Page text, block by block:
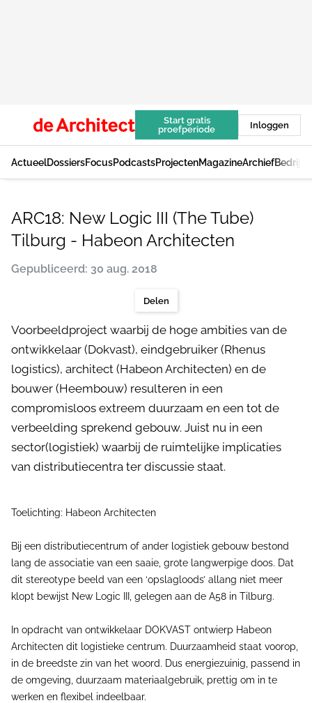
Start gratis
proefperiode
Inloggen
ActueelDossiersFocusPodcastsProjectenMagazineArchief
ARC18: New Logic III (The Tube)
Tilburg - Habeon Architecten
Gepubliceerd: 30 aug. 2018
Delen
Voorbeeldproject waarbij de hoge ambities van de
ontwikkelaar (Dokvast), eindgebruiker (Rhenus
logistics), architect (Habeon Architecten) en de
bouwer (Heembouw) resulteren in een
compromisloos extreem duurzaam en een tot de
verbeelding sprekend gebouw. Juist nu in een
sector(logistiek) waarbij de ruimtelijke implicaties
van distributiecentra ter discussie staat.
Toelichting: Habeon Architecten
Bij een distributiecentrum of ander logistiek gebouw bestond
lang de associatie van een saaie, grote langwerpige doos. Dat
dit stereotype beeld van een ‘opslagloods’ allang niet meer
klopt bewijst New Logic III, gelegen aan de A58 in Tilburg.
In opdracht van ontwikkelaar DOKVAST ontwierp Habeon
Architecten dit logistieke centrum. Duurzaamheid staat voorop,
in de breedste zin van het woord. Dus energiezuinig, passend in
de omgeving, duurzaam materiaalgebruik, prettig om in te
werken en flexibel indeelbaar.